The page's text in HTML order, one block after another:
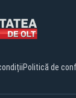
Politică de